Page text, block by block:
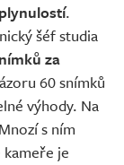
.
šéf studia
za
60 snímků
výhody. Na
s ním
je